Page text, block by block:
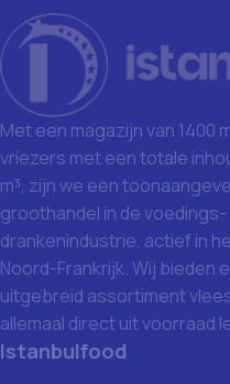
Met een magazijn van 1400
vriezers met een totale
m³, zijn we een
groothandel in de voedings-
drankenindustrie, actief in
Noord-Frankrijk. Wij bieden
uitgebreid assortiment
allemaal direct uit voorraad
Istanbulfood